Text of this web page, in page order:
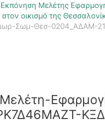
Μελέτης
οικισμό της
Σωμ-Θεσ-0204_ΑΔΑΜ-
ΚΞΔ